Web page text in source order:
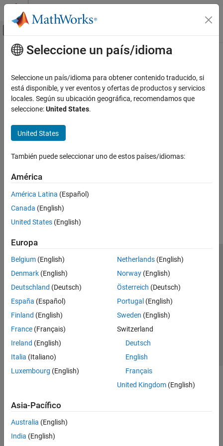
Saltar al contenido
Mostrar/ocultar menú de navegación
Inicio de Documentación
Contenido principal
¿Qué tan útil fue esta traducción?
Seleccione un país/idioma
Seleccione un país/idioma para obtener contenido traducido, si
está disponible, y ver eventos y ofertas de productos y servicios
locales. Según su ubicación geográfica, recomendamos que
seleccione:United States.
United States
También puede seleccionar uno de estos países/idiomas:
América
América Latina (Español)
Canada (English)
United States (English)
Europa
Belgium (English)
Denmark (English)
Deutschland (Deutsch)
España (Español)
Finland (English)
France (Français)
Ireland (English)
Italia (Italiano)
Luxembourg (English)
Netherlands(English)
Norway(English)
Österreich (Deutsch)
Portugal (English)
Sweden (English)
Switzerland
Deutsch
English
Français
United Kingdom(English)
Asia-Pacífico
Australia (English)
India (English)
Centro de confianza
Marcas comerciales
Política de privacidad
Antipiratería
Estado de las aplicaciones
Información de contacto
© 1994-2026 The MathWorks, Inc.